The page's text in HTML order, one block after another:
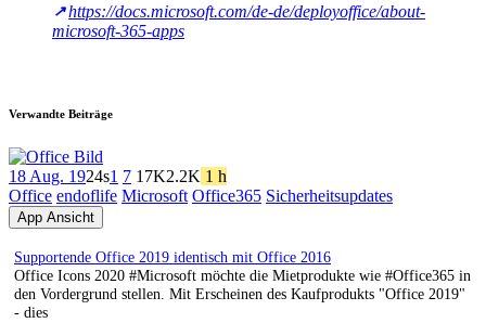
https://docs.microsoft.com/de-de/deployoffice/about-
microsoft-365-apps
Verwandte Beiträge
18 Aug. 1924s1 7 17K2.2K 1 h
Office endoflife Microsoft Office365 Sicherheitsupdates
App Ansicht
Supportende Office 2019 identisch mit Office 2016
Office Icons 2020 #Microsoft möchte die Mietprodukte wie #Office365 in
den Vordergrund stellen. Mit Erscheinen des Kaufprodukts "Office 2019"
- dies